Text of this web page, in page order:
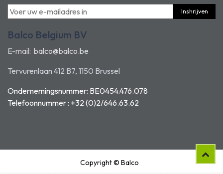
Inshrijven
Balco Belgium BV
E-mail: balco@balco.be
Tervurenlaan 412 B7, 1150 Brussel
Ondernemingsnummer: BE0454.476.078
Telefoonnummer : +32 (0)2/646.63.62
Copyright © Balco